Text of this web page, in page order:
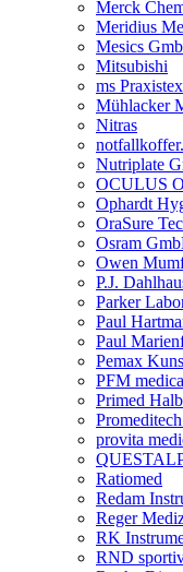
Merck
Meridius
Mesics
Mitsubishi
ms
Mühlacker
Nitras
Nutriplate
OCULUS
Ophardt
OraSure
Osram
Owen
P.J.
Parker
Paul
Paul
Pemax
PFM
Primed
provita
Ratiomed
Redam
Reger
RK
RND